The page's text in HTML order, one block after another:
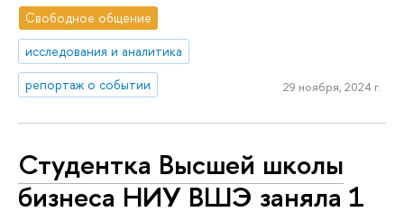
Свободное общение
исследования и аналитика
репортаж о событии
29 ноября, 2024 г.
Студентка Высшей школы
бизнеса НИУ ВШЭ заняла 1